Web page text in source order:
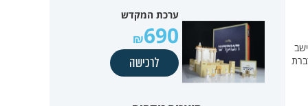
ערכת המקדש
690
לרכישה